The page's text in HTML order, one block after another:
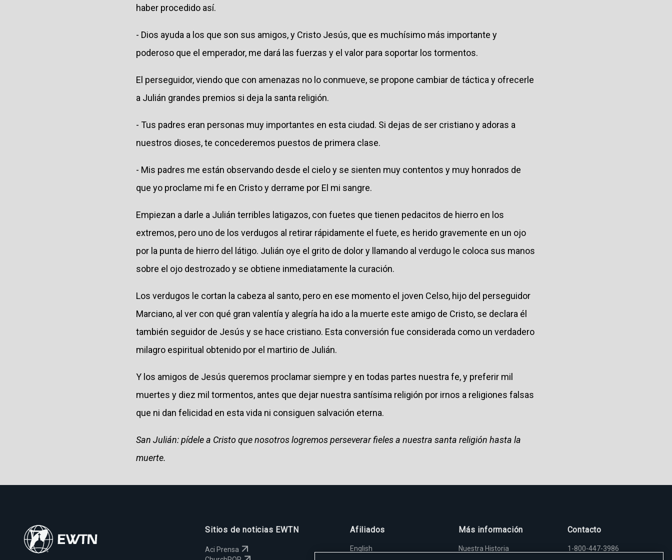
haber procedido así.
- Dios ayuda a los que son sus amigos, y Cristo Jesús, que es muchísimo más importante y
poderoso que el emperador, me dará las fuerzas y el valor para soportar los tormentos.
El perseguidor, viendo que con amenazas no lo conmueve, se propone cambiar de táctica y ofrecerle
a Julián grandes premios si deja la santa religión.
- Tus padres eran personas muy importantes en esta ciudad. Si dejas de ser cristiano y adoras a
nuestros dioses, te concederemos puestos de primera clase.
- Mis padres me están observando desde el cielo y se sienten muy contentos y muy honrados de
que yo proclame mi fe en Cristo y derrame por El mi sangre.
Empiezan a darle a Julián terribles latigazos, con fuetes que tienen pedacitos de hierro en los
extremos, pero uno de los verdugos al retirar rápidamente el fuete, es herido gravemente en un ojo
por la punta de hierro del látigo. Julián oye el grito de dolor y llamando al verdugo le coloca sus manos
sobre el ojo destrozado y se obtiene inmediatamente la curación.
Los verdugos le cortan la cabeza al santo, pero en ese momento el joven Celso, hijo del perseguidor
Marciano, al ver con qué gran valentía y alegría ha ido a la muerte este amigo de Cristo, se declara él
también seguidor de Jesús y se hace cristiano. Esta conversión fue considerada como un verdadero
milagro espiritual obtenido por el martirio de Julián.
Y los amigos de Jesús queremos proclamar siempre y en todas partes nuestra fe, y preferir mil
muertes y diez mil tormentos, antes que dejar nuestra santísima religión por irnos a religiones falsas
que ni dan felicidad en esta vida ni consiguen salvación eterna.
San Julián: pídele a Cristo que nosotros logremos perseverar fieles a nuestra santa religión hasta la
muerte.
Sitios de noticias EWTN
Aci Prensa
Afiliados
English
Más información
Nuestra Historia
Contacto
1-800-447-3986